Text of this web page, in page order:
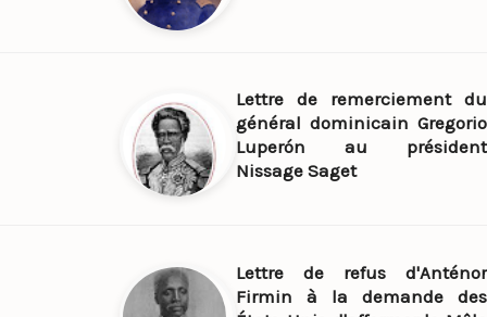
Lettre de remerciement du
général dominicain Gregorio
Luperón au président
Nissage Saget
Lettre de refus d'Anténor
Firmin à la demande des